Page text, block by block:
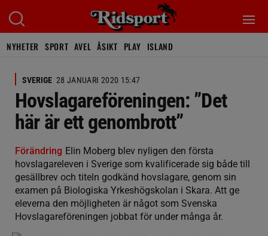
NYHETER SPORT AVEL ÅSIKT PLAY ISLAND
SVERIGE 28 JANUARI 2020 15:47
Hovslagareföreningen: ”Det
här är ett genombrott”
Förändring Elin Moberg blev nyligen den första
hovslagareleven i Sverige som kvalificerade sig både till
gesällbrev och titeln godkänd hovslagare, genom sin
examen på Biologiska Yrkeshögskolan i Skara. Att ge
eleverna den möjligheten är något som Svenska
Hovslagareföreningen jobbat för under många år.